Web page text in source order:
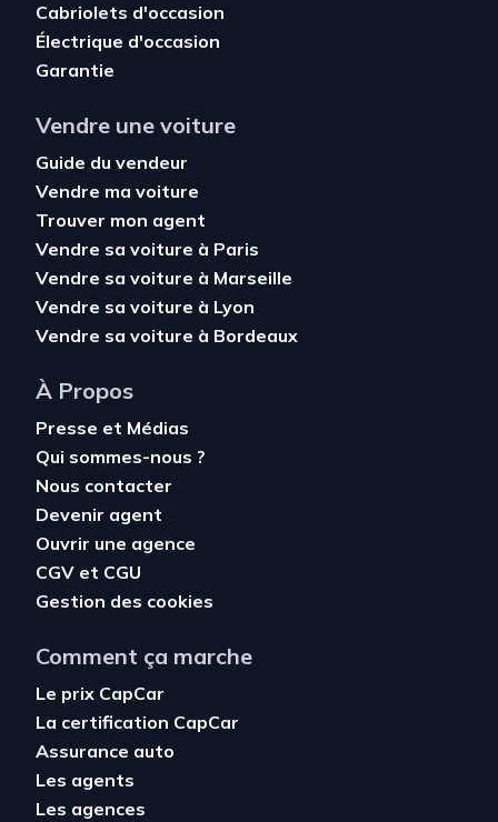
Cabriolets d'occasion
Électrique d'occasion
Garantie
Vendre une voiture
Guide du vendeur
Vendre ma voiture
Trouver mon agent
Vendre sa voiture à Paris
Vendre sa voiture à Marseille
Vendre sa voiture à Lyon
Vendre sa voiture à Bordeaux
À Propos
Presse et Médias
Qui sommes-nous ?
Nous contacter
Devenir agent
Ouvrir une agence
CGV et CGU
Gestion des cookies
Comment ça marche
Le prix CapCar
La certification CapCar
Assurance auto
Les agents
Les agences